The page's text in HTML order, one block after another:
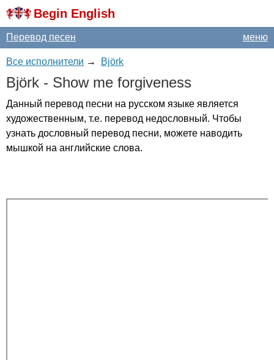
Begin English
меню
Перевод песен
Все исполнители → Björk
Björk - Show me forgiveness
Данный перевод песни на русском языке является
художественным, т.е. перевод недословный. Чтобы
узнать дословный перевод песни, можете наводить
мышкой на английские слова.